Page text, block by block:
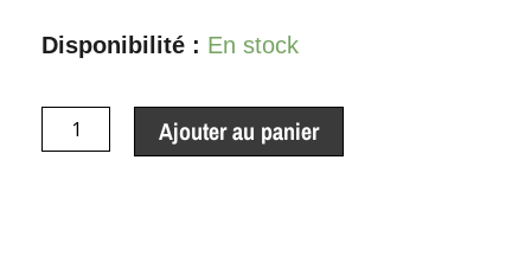
Disponibilité : En stock
quantité
Bougie
Parfumée
Ajouter au panier